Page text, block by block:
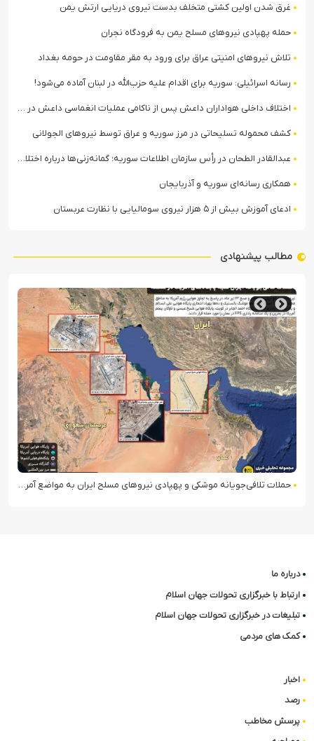
غرق شدن اولین کشتی متخلف بدست نیروی دریایی ارتش یمن
حمله پهپادی نیروهای مسلح یمن به فرودگاه نجران
تلاش نیروهای امنیتی عراق برای ورود به مقر مقاومت در حومه بغداد
رسانه اسرائیلی: سوریه برای اقدام علیه حزب‌الله در لبنان آماده می‌شود!
اختلاف داخلی هواداران داعش پس از ناکامی عملیات انغماسی داعش در رقه
کشف محموله تسلیحاتی در مرز سوریه و عراق توسط نیروهای الجولانی
عبدالقادر الطحان در رأس سازمان اطلاعات سوریه؛ گمانه‌زنی‌ها درباره اختلافات در ساختار امنیتی
همکاری رسانه‌ای سوریه و آذربایجان
ادعای آموزش بیش از ۵ هزار نیروی سومالیایی با نظارت عربستان
مطالب پیشنهادی
حملات تلافی‎جویانه ایران علیه پایگاه‌های آمریکا در منطقه
درباره ما
ارتباط با خبرگزاری تحولات جهان اسلام
تبلیغات در خبرگزاری تحولات جهان اسلام
کمک های مردمی
اخبار
رصد
پرسش مخاطب